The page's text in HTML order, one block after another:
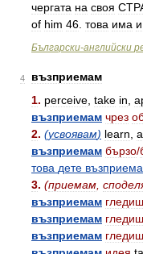
чергата на своя
of him 46 това има и
Български-английски
4
възприемам
1. perceive take in
възприемам чрез
2. (усвоявам) learn
възприемам бързо/
това дете възприема
3. (приемам
възприемам
възприемам
възприемам